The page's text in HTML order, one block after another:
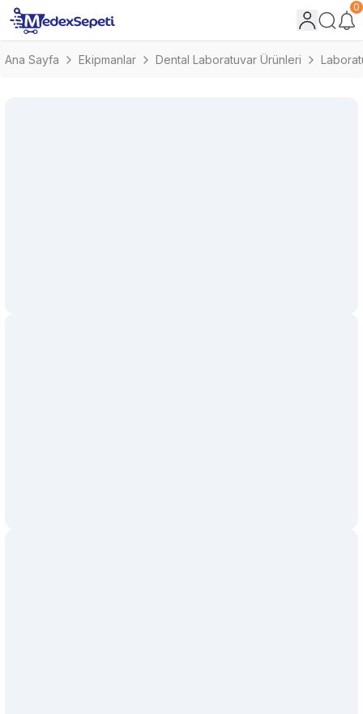
0
Ana Sayfa Ekipmanlar Dental Laboratuvar Ürünleri